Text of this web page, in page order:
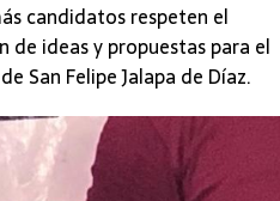
candidatos respeten el
ideas y propuestas para el
San Felipe Jalapa de Díaz.